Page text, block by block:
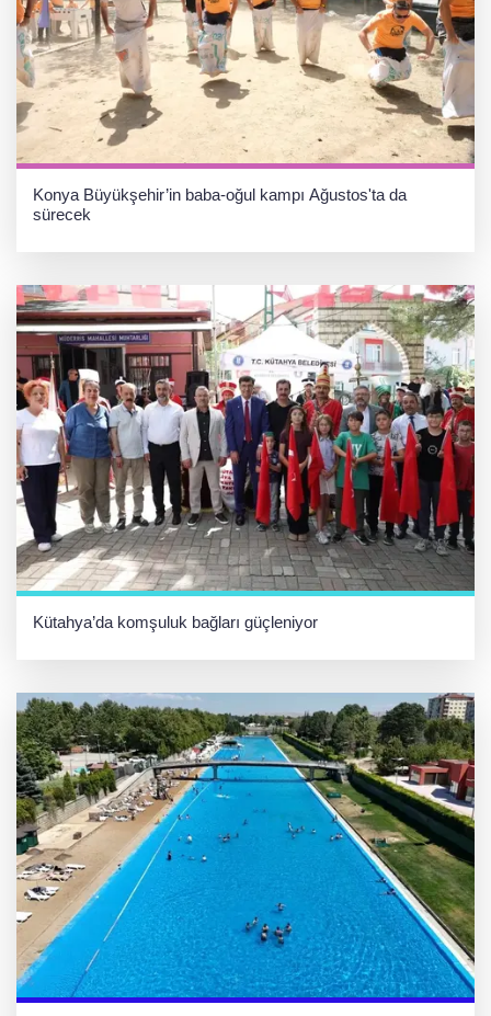
Konya Büyükşehir’in baba-oğul kampı Ağustos'ta da
sürecek
Kütahya’da komşuluk bağları güçleniyor